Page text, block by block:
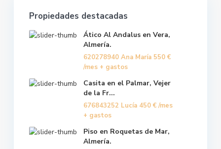
Propiedades destacadas
Ático Al Andalus en Vera,
Almería.
620278940 Ana María 550 €
/mes + gastos
Casita en el Palmar, Vejer
de la Fr...
676843252 Lucía 450 € /mes
+ gastos
Piso en Roquetas de Mar,
Almería.